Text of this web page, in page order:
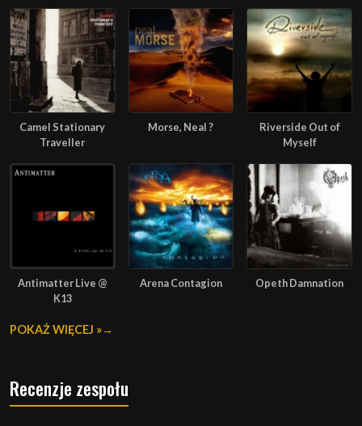
Camel Stationary
Traveller
Morse, Neal ?
Riverside Out of
Myself
Antimatter Live @
K13
Arena Contagion Opeth Damnation
POKAŻ WIĘCEJ »
Recenzje zespołu